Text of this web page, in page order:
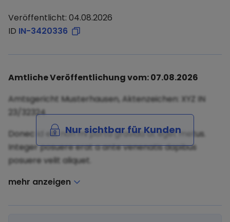
Veröffentlicht: 04.08.2026
ID IN-3420336
Amtliche Veröffentlichung vom: 07.08.2026
Amtsgericht Musterhausen, Aktenzeichen: XYZ IN
23/32324
Donec id elit non mi porta gravida at eget metus.
Integer posuere erat a ante venenatis dapibus
posuere velit aliquet.
Nur sichtbar für Kunden
mehr anzeigen